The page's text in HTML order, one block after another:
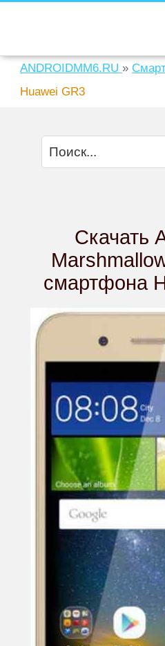
ANDROIDMM6.RU »
Huawei GR3
Скачать
смартфона